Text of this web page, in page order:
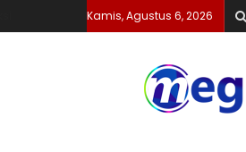
Kamis, Agustus 6, 2026